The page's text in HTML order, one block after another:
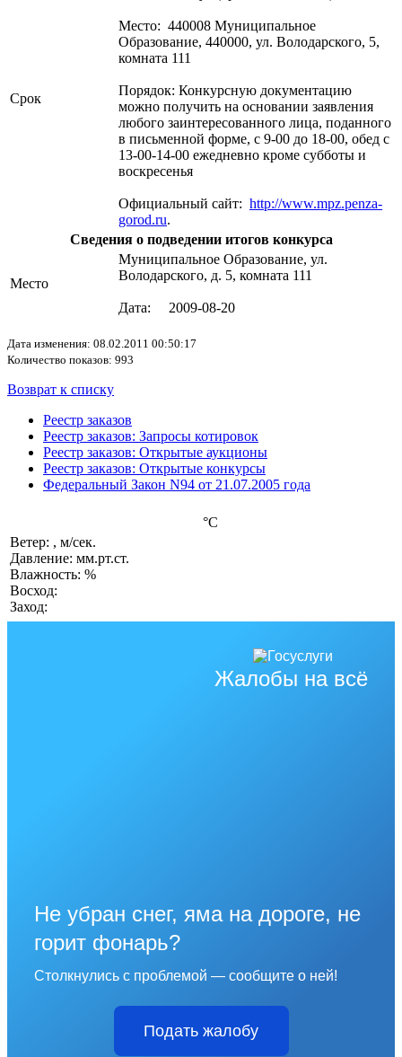
Срок
Место: 440008 Муниципальное
Образование, 440000, ул. Володарского, 5,
комната 111
Порядок: Конкурсную документацию
можно получить на основании заявления
любого заинтересованного лица, поданного
в письменной форме, с 9-00 до 18-00, обед с
13-00-14-00 ежедневно кроме субботы и
воскресенья
Официальный сайт: http://www.mpz.penza-
gorod.ru.
Сведения о подведении итогов конкурса
Место
Муниципальное Образование, ул.
Володарского, д. 5, комната 111
Дата: 2009-08-20
Дата изменения: 08.02.2011 00:50:17
Количество показов: 993
Возврат к списку
Реестр заказов
Реестр заказов: Запросы котировок
Реестр заказов: Открытые аукционы
Реестр заказов: Открытые конкурсы
Федеральный Закон N94 от 21.07.2005 года
°C
Ветер: , м/сек.
Давление: мм.рт.ст.
Влажность: %
Восход:
Заход:
Жалобы на всё
Не убран снег, яма на дороге, не
горит фонарь?
Столкнулись с проблемой — сообщите о ней!
Подать жалобу